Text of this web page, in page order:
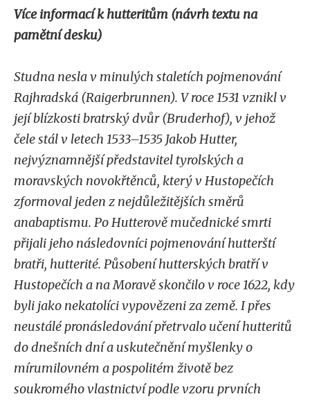
Více informací k hutteritům (návrh textu na
pamětní desku)
Studna nesla v minulých staletích pojmenování
Rajhradská (Raigerbrunnen). V roce 1531 vznikl v
její blízkosti bratrský dvůr (Bruderhof), v jehož
čele stál v letech 1533–1535 Jakob Hutter,
nejvýznamnější představitel tyrolských a
moravských novokřtěnců, který v Hustopečích
zformoval jeden z nejdůležitějších směrů
anabaptismu. Po Hutterově mučednické smrti
přijali jeho následovníci pojmenování hutterští
bratři, hutterité. Působení hutterských bratří v
Hustopečích a na Moravě skončilo v roce 1622, kdy
byli jako nekatolíci vypovězeni za země. I přes
neustálé pronásledování přetrvalo učení hutteritů
do dnešních dní a uskutečnění myšlenky o
mírumilovném a pospolitém životě bez
soukromého vlastnictví podle vzoru prvních